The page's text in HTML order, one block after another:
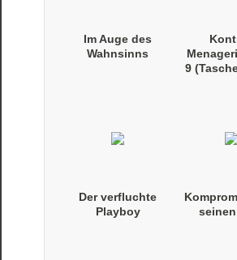
Im Auge des
Wahnsinns
9
Der verfluchte
Playboy